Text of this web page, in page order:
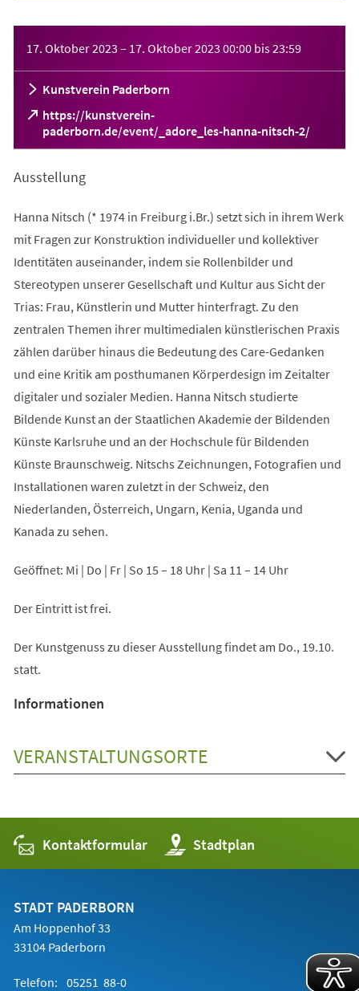
17. Oktober 2023 – 17. Oktober 2023 00:00 bis23:59
Kunstverein Paderborn
https://kunstverein-
paderborn.de/event/_adore_les-hanna-nitsch-2/
(Öffnet
in
neuen
Ausstellung
Hanna Nitsch (* 1974 in Freiburg i.Br.) setzt sich in ihrem Werk
mit Fragen zur Konstruktion individueller und kollektiver
Identitäten auseinander, indem sie Rollenbilder und
Stereotypen unserer Gesellschaft und Kultur aus Sicht der
Trias: Frau, Künstlerin und Mutter hinterfragt. Zu den
zentralen Themen ihrer multimedialen künstlerischen Praxis
zählen darüber hinaus die Bedeutung des Care-Gedanken
und eine Kritik am posthumanen Körperdesign im Zeitalter
digitaler und sozialer Medien. Hanna Nitsch studierte
Bildende Kunst an der Staatlichen Akademie der Bildenden
Künste Karlsruhe und an der Hochschule für Bildenden
Künste Braunschweig. Nitschs Zeichnungen, Fotografien und
Installationen waren zuletzt in der Schweiz, den
Niederlanden, Österreich, Ungarn, Kenia, Uganda und
Kanada zu sehen.
Geöffnet: Mi | Do | Fr | So 15 – 18 Uhr | Sa 11 – 14 Uhr
Der Eintritt ist frei.
Der Kunstgenuss zu dieser Ausstellung findet am Do., 19.10.
statt.
Informationen
VERANSTALTUNGSORTE
Kontaktformular Stadtplan
(Öffnet
in
einem
STADT PADERBORN
Am Hoppenhof 33
33104 Paderborn
Telefon: 05251 88-0